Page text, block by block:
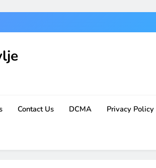
Contact Us DCMA Privacy Policy